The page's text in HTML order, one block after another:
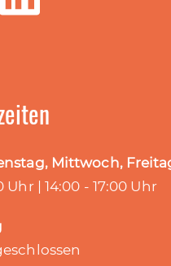
Mittwoch,
Uhr | 14:00 - 17:00 Uhr